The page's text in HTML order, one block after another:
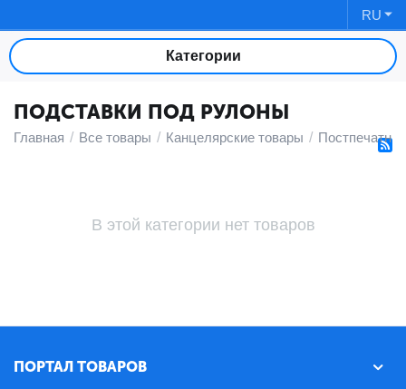
RU
Категории
ПОДСТАВКИ ПОД РУЛОНЫ
Главная / Все товары / Канцелярские товары /
В этой категории нет товаров
ПОРТАЛ ТОВАРОВ